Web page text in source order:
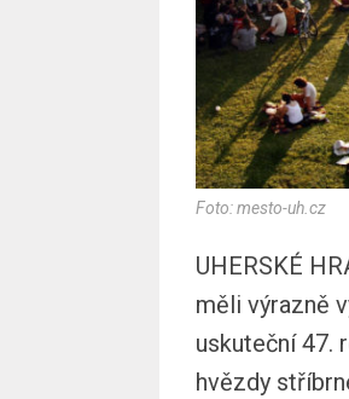
Foto: mesto-uh.cz
UHERSKÉ
měli výrazně
uskuteční 47.
hvězdy